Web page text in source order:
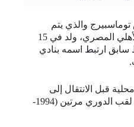
والذي يتم
التفاوض معه حاليا لتدريب الأهلي المصري، ولد في 15
وسط سابق ارتبط اسمه بنادي
قبل الانتقال إلى
ألبورج عام 1991، حيث حصد لقب الدوري مرتين (1994-